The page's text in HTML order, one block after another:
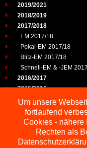
2019/2021
2018/2019
2017/2018
EM 2017/18
Pokal-EM 2017/18
Blitz-EM 2017/18
Schnell-EM & -JEM
2016/2017
2015/2016
2014/2015
2013/2014
2012/2013
2011/2012
2010/2011
Um unsere
fortlaufend
Cookies - nähere
Rechten als